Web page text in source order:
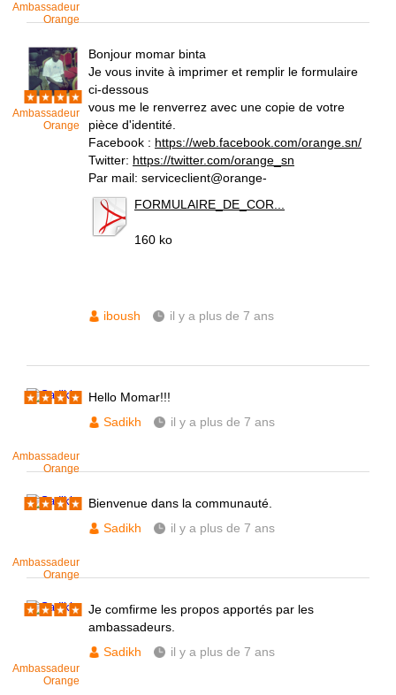
Ambassadeur
Orange
Ambassadeur
Orange
Bonjour momar binta
Je vous invite à imprimer et remplir le formulaire
ci-dessous
vous me le renverrez avec une copie de votre
pièce d'identité.
Facebook : https://web.facebook.com/orange.sn/
Twitter: https://twitter.com/orange_sn
Par mail: serviceclient@orange-
FORMULAIRE_DE_COR...
160 ko
iboush il y a plus de 7 ans
Ambassadeur
Orange
Hello Momar!!!
Sadikh
il y a plus de 7 ans
Ambassadeur
Orange
Bienvenue dans la communauté.
Sadikh
il y a plus de 7 ans
Ambassadeur
Orange
Je comfirme les propos apportés par les
ambassadeurs.
Sadikh
il y a plus de 7 ans